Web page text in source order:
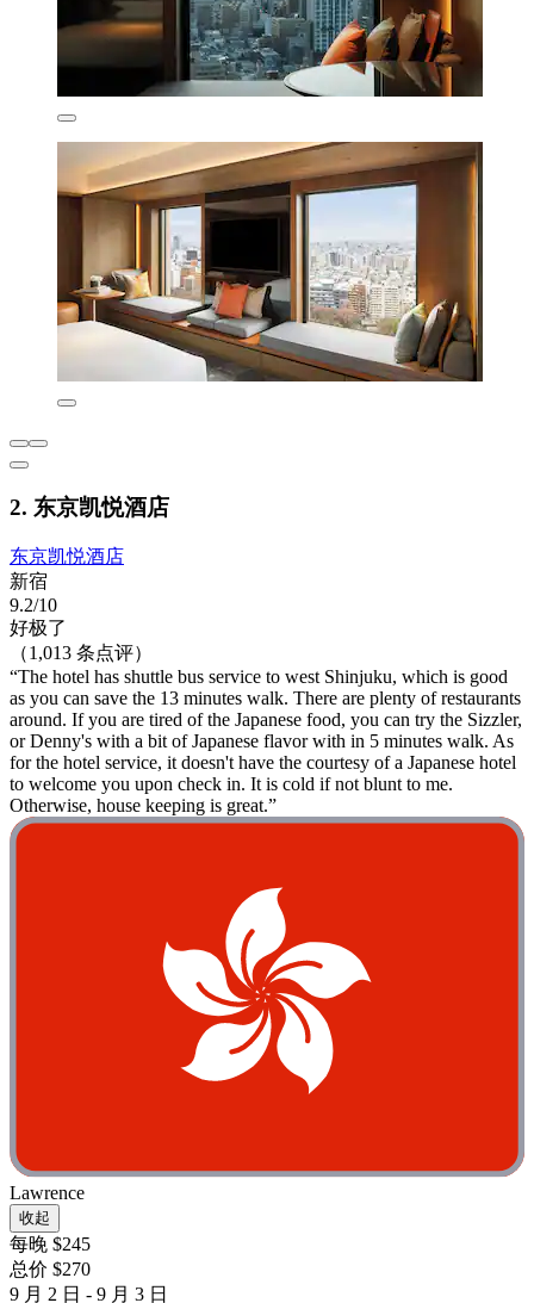
2. 东京凯悦酒店
东京凯悦酒店
新宿
9.2/10
好极了
（1,013 条点评）
“The hotel has shuttle bus service to west Shinjuku, which is good
as you can save the 13 minutes walk. There are plenty of restaurants
around. If you are tired of the Japanese food, you can try the Sizzler,
or Denny's with a bit of Japanese flavor with in 5 minutes walk. As
for the hotel service, it doesn't have the courtesy of a Japanese hotel
to welcome you upon check in. It is cold if not blunt to me.
Otherwise, house keeping is great.”
Lawrence
收起
每晚 $245
总价 $270
9 月 2 日 - 9 月 3 日